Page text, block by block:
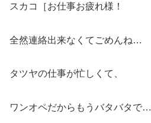
スカコ［お仕事お疲れ様！
全然連絡出来なくてごめんね…
タツヤの仕事が忙しくて、
ワンオペだからもうバタバタで…